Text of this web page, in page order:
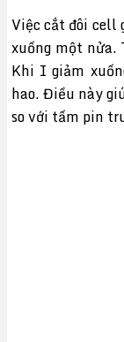
Việc cắt đôi cell
xuống một nửa.
Khi I giảm
hao. Điều này
so với tấm pin